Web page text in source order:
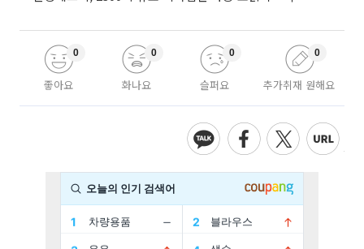
좋아요
0
화나요
0
슬퍼요
0
추가취재 원해요
0